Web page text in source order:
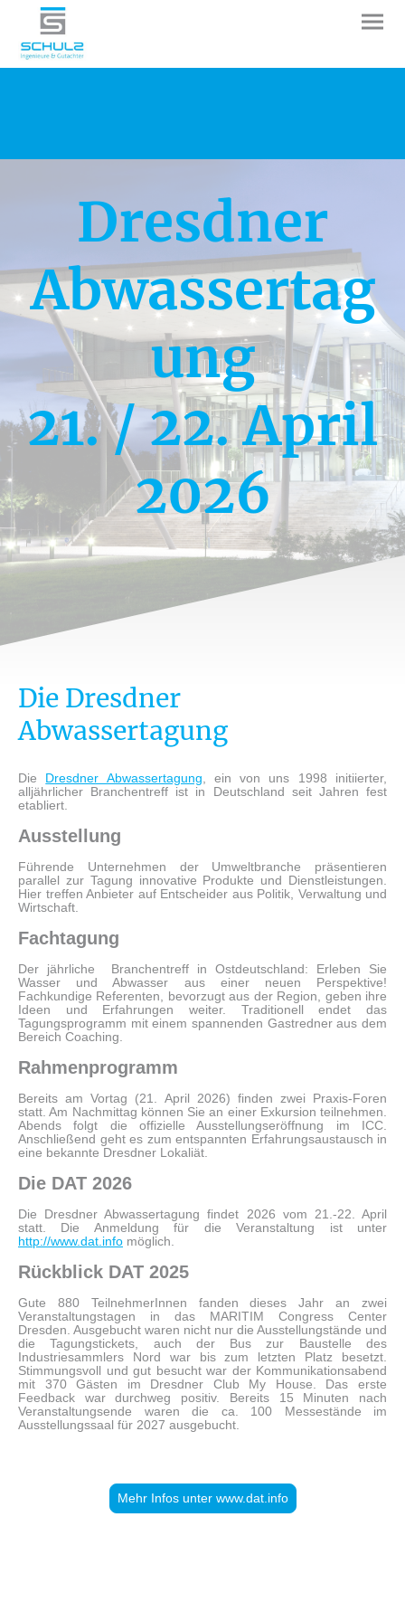
Dresdner
Abwassertag
ung
21. / 22. April
2026
Die Dresdner
Abwassertagung
Die Dresdner Abwassertagung , ein von uns 1998 initiierter,
alljährlicher Branchentreff ist in Deutschland seit Jahren fest
etabliert.
Ausstellung
Führende Unternehmen der Umweltbranche präsentieren
parallel zur Tagung innovative Produkte und Dienstleistungen.
Hier treffen Anbieter auf Entscheider aus Politik, Verwaltung und
Wirtschaft.
Fachtagung
Der jährliche Branchentreff in Ostdeutschland: Erleben Sie
Wasser und Abwasser aus einer neuen Perspektive!
Fachkundige Referenten, bevorzugt aus der Region, geben ihre
Ideen und Erfahrungen weiter. Traditionell endet das
Tagungsprogramm mit einem spannenden Gastredner aus dem
Bereich Coaching.
Rahmenprogramm
Bereits am Vortag (21. April 2026) finden zwei Praxis-Foren
statt. Am Nachmittag können Sie an einer Exkursion teilnehmen.
Abends folgt die offizielle Ausstellungseröffnung im ICC.
Anschließend geht es zum entspannten Erfahrungsaustausch in
eine bekannte Dresdner Lokaliät.
Die DAT 2026
Die Dresdner Abwassertagung findet 2026 vom 21.-22. April
statt. Die Anmeldung für die Veranstaltung ist unter
http://www.dat.info möglich.
Rückblick DAT 2025
Gute 880 TeilnehmerInnen fanden dieses Jahr an zwei
Veranstaltungstagen in das MARITIM Congress Center
Dresden. Ausgebucht waren nicht nur die Ausstellungstände und
die Tagungstickets, auch der Bus zur Baustelle des
Industriesammlers Nord war bis zum letzten Platz besetzt.
Stimmungsvoll und gut besucht war der Kommunikationsabend
mit 370 Gästen im Dresdner Club My House. Das erste
Feedback war durchweg positiv. Bereits 15 Minuten nach
Veranstaltungsende waren die ca. 100 Messestände im
Ausstellungssaal für 2027 ausgebucht.
Mehr Infos unter www.dat.info